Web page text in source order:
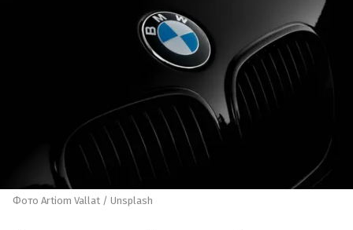
Фото Artiom Vallat / Unsplash